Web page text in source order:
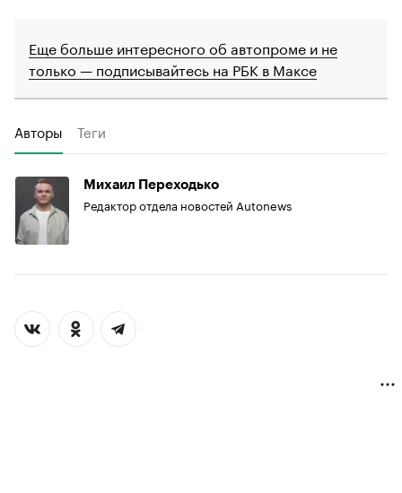
Еще больше интересного об автопроме и не
только — подписывайтесь на РБК в Максе
Авторы Теги
Михаил Переходько
Редактор отдела новостей Autonews